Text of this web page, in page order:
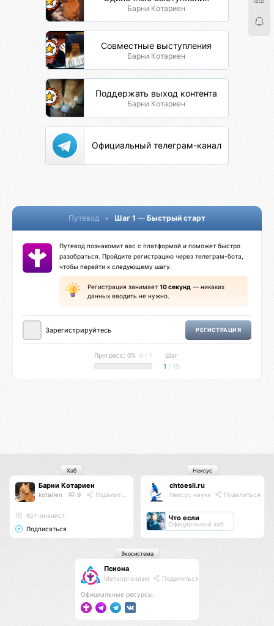
Барни Котариен
Совместные выступления
Барни Котариен
Поддержать выход контента
Барни Котариен
Официальный телеграм-канал
Путевод • Шаг 1 — Быстрый старт
Путевод познакомит вас с платформой и поможет быстро
разобраться. Пройдите регистрацию через телеграм-бота,
чтобы перейти к следующему шагу.
Регистрация занимает 10 секунд — никаких
данных вводить не нужно.
Зарегистрируйтесь РЕГИСТРАЦИЯ
Прогресс: 0% 0 / 1 Шаг
1 / 15
Барни Котариен
kotarien 9 Поделиться
Кот-пианист
Подписаться
Хаб
chtoesli.ru
Нексус науки Поделиться
Что если
Официальный хаб
Нексус
Псиона
Метаорганизм Поделиться
Официальные ресурсы:
Экосистема